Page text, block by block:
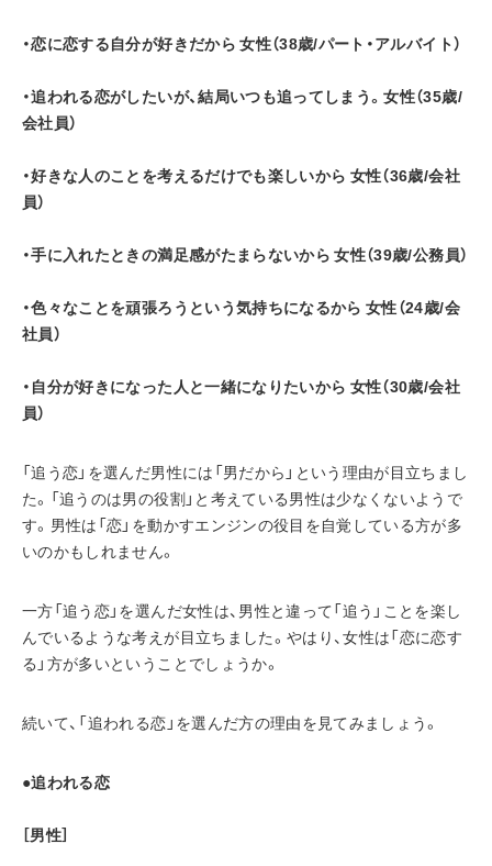
・恋に恋する自分が好きだから 女性（38歳/パート・アルバイト）
・追われる恋がしたいが、結局いつも追ってしまう。女性（35歳/
会社員）
・好きな人のことを考えるだけでも楽しいから 女性（36歳/会社
員）
・手に入れたときの満足感がたまらないから 女性（39歳/公務員）
・色々なことを頑張ろうという気持ちになるから 女性（24歳/会
社員）
・自分が好きになった人と一緒になりたいから 女性（30歳/会社
員）
「追う恋」を選んだ男性には「男だから」という理由が目立ちまし
た。「追うのは男の役割」と考えている男性は少なくないようで
す。男性は「恋」を動かすエンジンの役目を自覚している方が多
いのかもしれません。
一方「追う恋」を選んだ女性は、男性と違って「追う」ことを楽し
んでいるような考えが目立ちました。やはり、女性は「恋に恋す
る」方が多いということでしょうか。
続いて、「追われる恋」を選んだ方の理由を見てみましょう。
●追われる恋
［男性］